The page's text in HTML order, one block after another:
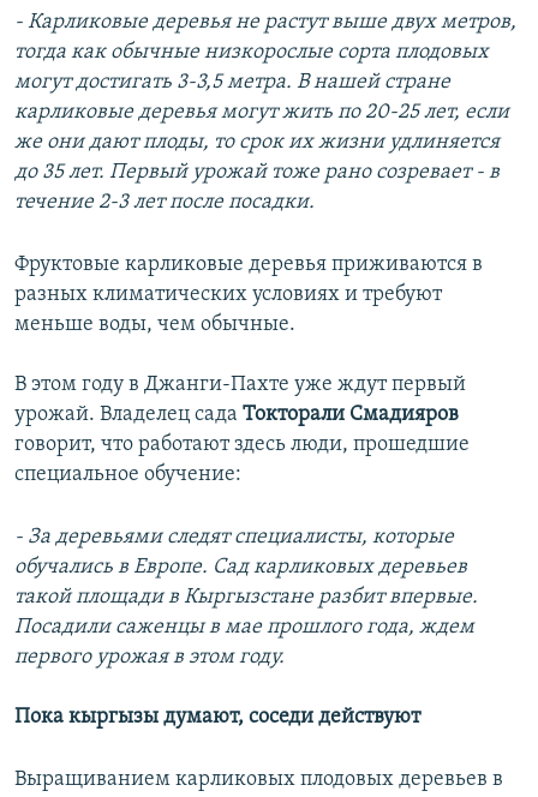
- Карликовые деревья не растут выше двух метров,
тогда как обычные низкорослые сорта плодовых
могут достигать 3-3,5 метра. В нашей стране
карликовые деревья могут жить по 20-25 лет, если
же они дают плоды, то срок их жизни удлиняется
до 35 лет. Первый урожай тоже рано созревает - в
течение 2-3 лет после посадки.
Фруктовые карликовые деревья приживаются в
разных климатических условиях и требуют
меньше воды, чем обычные.
В этом году в Джанги-Пахте уже ждут первый
урожай. Владелец сада Токторали Смадияров
говорит, что работают здесь люди, прошедшие
специальное обучение:
- За деревьями следят специалисты, которые
обучались в Европе. Сад карликовых деревьев
такой площади в Кыргызстане разбит впервые.
Посадили саженцы в мае прошлого года, ждем
первого урожая в этом году.
Пока кыргызы думают, соседи действуют
Выращиванием карликовых плодовых деревьев в